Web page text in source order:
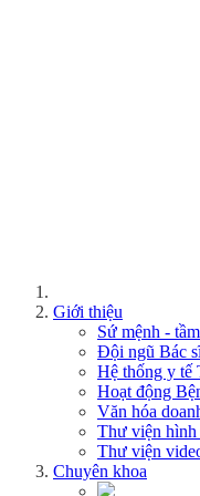
Giới thiệu
Sứ mệnh -
Đội ngũ Bác
Hệ thống y tế
Hoạt động
Văn hóa
Thư viện hình
Thư viện
Chuyên khoa